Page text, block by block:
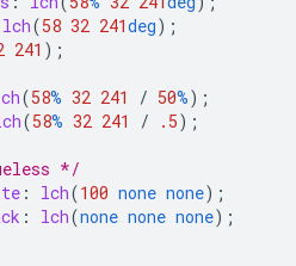
lch(58 32 241deg);
241 );
(58% 32 241 / 50%);
(58% 32 241 / .5);
*/
: lch(100 none none);
: lch(none none none);